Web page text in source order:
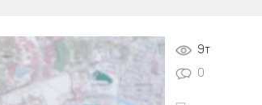
9т
0